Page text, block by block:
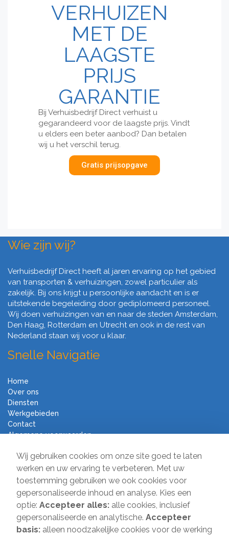
Wij gebruiken cookies om onze site goed te laten
werken en uw ervaring te verbeteren. Met uw
toestemming gebruiken we ook cookies voor
gepersonaliseerde inhoud en analyse. Kies een
optie: Accepteer alles: alle cookies, inclusief
gepersonaliseerde en analytische. Accepteer
basis: alleen noodzakelijke cookies voor de werking
VERHUIZEN
MET DE
LAAGSTE
PRIJS
GARANTIE
Bij Verhuisbedrijf Direct verhuist u
gegarandeerd voor de laagste prijs. Vindt
u elders een beter aanbod? Dan betalen
wij u het verschil terug.
Gratis prijsopgave
Wie zijn wij?
Verhuisbedrijf Direct heeft al jaren ervaring op het gebied
van transporten & verhuizingen, zowel particulier als
zakelijk. Bij ons krijgt u persoonlijke aandacht en is er
uitstekende begeleiding door gediplomeerd personeel.
Wij doen verhuizingen van en naar de steden Amsterdam,
Den Haag, Rotterdam en Utrecht en ook in de rest van
Nederland staan wij voor u klaar.
Snelle Navigatie
Home
Over ons
Diensten
Werkgebieden
Contact
Algemene voorwaarden
Verhuisbedrijf Direct
Sir Winston Churchilllaan 231A
2282 JS Rijswijk
085-2013 070
info@verhuisbedrijfdirect.nl